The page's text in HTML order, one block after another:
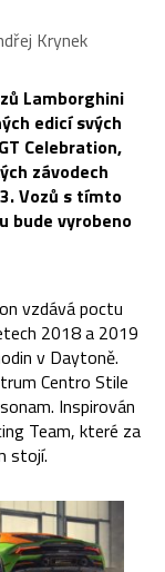
Krynek
Lamborghini
edicí svých
Celebration,
závodech
Vozů s tímto
bude vyrobeno
vzdává poctu
2018 a 2019
v Daytoně.
Centro Stile
Inspirován
Team, které za
stojí.